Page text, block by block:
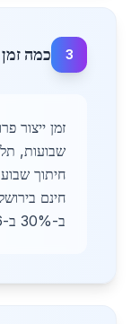
3 כמה
שבועות,
חיתוך
חינם
ב-30% ב-2026.